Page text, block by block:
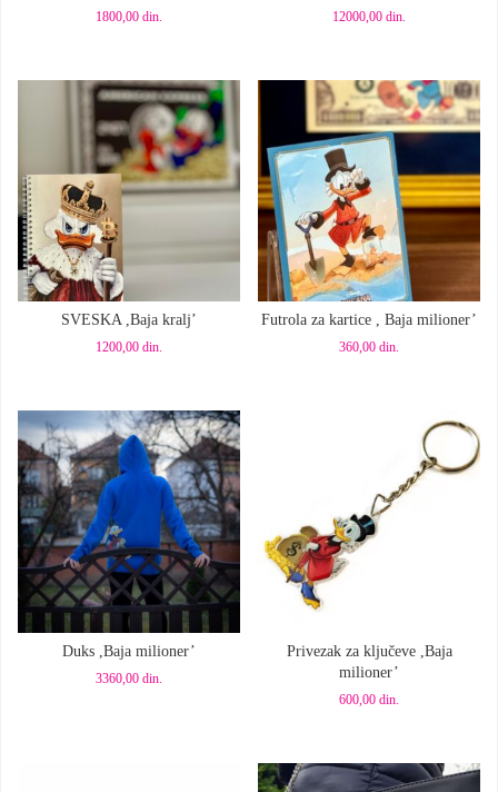
1800,00 din. 12000,00din.
Dodaj u korpu
SVESKA ,Baja kralj’
1200,00 din.
Dodaj u korpu
Futrola za kartice , Baja milioner’
360,00din.
Dodaj u korpu
Duks ,Baja milioner’
3360,00 din.
Privezak za ključeve ,Baja
milioner’
600,00din.